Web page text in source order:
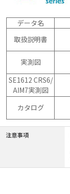
データ名
取扱説明書
実測図
SE1612 CRS6/
AIM7実測図
カタログ
注意事項